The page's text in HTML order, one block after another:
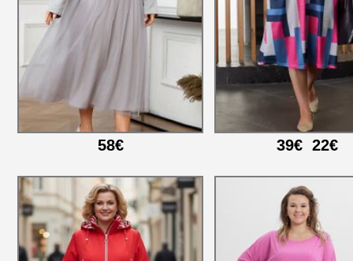
58€ 39€ 22€